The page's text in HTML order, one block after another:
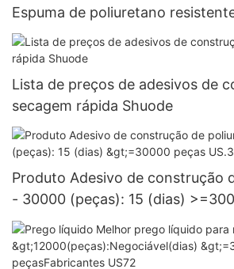
Espuma de poliuretano
>15000 (peças): negociável
peças EUA.0 Fornecimento
Lista de preços de adesivos de
secagem rápida Shuode
Produto Adesivo de construção
- 30000 (peças): 15 (dias)
Fornecimento